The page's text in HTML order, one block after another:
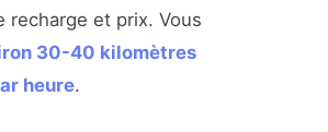
recharge et prix. Vous
30-40 kilomètres
heure.